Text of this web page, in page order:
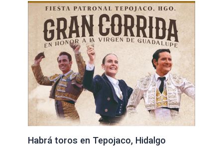
Habrá toros en Tepojaco, Hidalgo